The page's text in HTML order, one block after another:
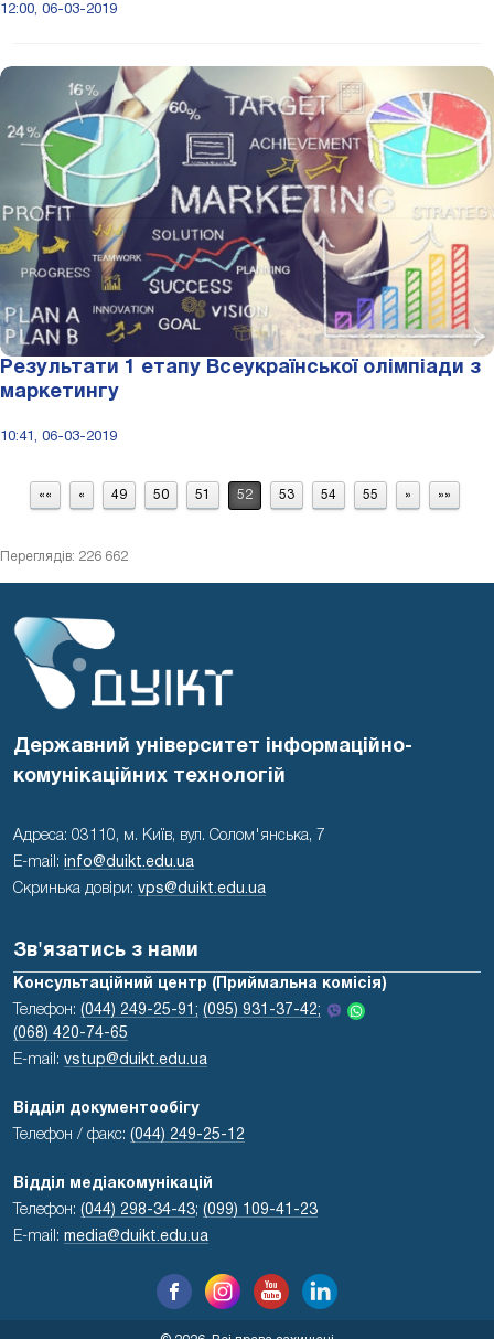
12:00, 06-03-2019
Результати 1 етапу Всеукраїнської олімпіади з
маркетингу
10:41, 06-03-2019
«« « 49 50 51 52 53 54 55 » »»
Переглядів: 226 662
Державний університет інформаційно-
комунікаційних технологій
Адреса: 03110, м. Київ, вул. Солом'янська, 7
E-mail:
info@duikt.edu.ua
Скринька довіри: vps@duikt.edu.ua
Зв'язатись з нами
Консультаційний центр (Приймальна комісія)
Телефон: (044) 249-25-91; (095) 931-37-42;
(068) 420-74-65
E-mail: vstup@duikt.edu.ua
Відділ документообігу
Телефон / факс: (044) 249-25-12
Відділ медіакомунікацій
Телефон: (044) 298-34-43; (099) 109-41-23
E-mail: media@duikt.edu.ua